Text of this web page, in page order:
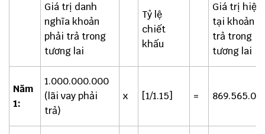
Giá trị danh
nghĩa khoản
phải trả trong
tương lai
Tỷ lệ
chiết
khấu
Giá trị hiện
tại khoản
trả trong
tương lai
Năm
1:
1.000.000.000
(lãi vay phải
trả)
x [1/1.15] =